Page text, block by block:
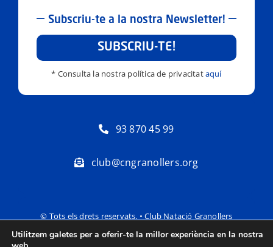
Subscriu-te a la nostra Newsletter!
SUBSCRIU-TE!
* Consulta la nostra política de privacitataquí
93 870 45 99
club@cngranollers.org
© Tots els drets reservats. • Club Natació Granollers
Política de privacitat Avís Legal
Utilitzem galetes per a oferir-te la millor experiència en la nostra